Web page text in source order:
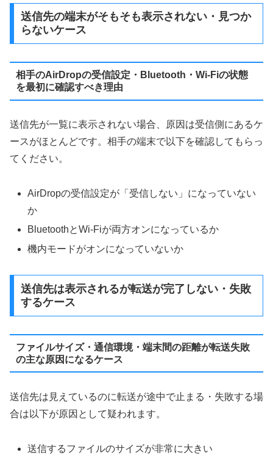
送信先の端末がそもそも表示されない・見つか
らないケース
相手のAirDropの受信設定・Bluetooth・Wi-Fiの状態
を最初に確認すべき理由
送信先が一覧に表示されない場合、原因は受信側にあるケ
ースがほとんどです。相手の端末で以下を確認してもらっ
てください。
AirDropの受信設定が「受信しない」になっていない
か
BluetoothとWi-Fiが両方オンになっているか
機内モードがオンになっていないか
送信先は表示されるが転送が完了しない・失敗
するケース
ファイルサイズ・通信環境・端末間の距離が転送失敗
の主な原因になるケース
送信先は見えているのに転送が途中で止まる・失敗する場
合は以下が原因として疑われます。
送信するファイルのサイズが非常に大きい